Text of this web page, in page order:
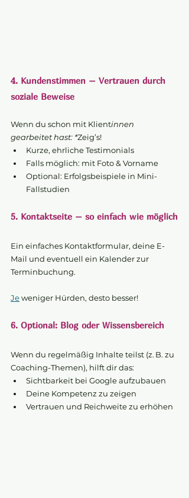
4. Kundenstimmen – Vertrauen durch
soziale Beweise
Wenn du schon mit Klientinnen
gearbeitet hast: *Zeig’s!
Kurze, ehrliche Testimonials
Falls möglich: mit Foto & Vorname
Optional: Erfolgsbeispiele in Mini-
Fallstudien
5. Kontaktseite – so einfach wie möglich
Ein einfaches Kontaktformular, deine E-
Mail und eventuell ein Kalender zur
Terminbuchung.
Je weniger Hürden, desto besser!
6. Optional: Blog oder Wissensbereich
Wenn du regelmäßig Inhalte teilst (z. B. zu
Coaching-Themen), hilft dir das:
Sichtbarkeit bei Google aufzubauen
Deine Kompetenz zu zeigen
Vertrauen und Reichweite zu erhöhen